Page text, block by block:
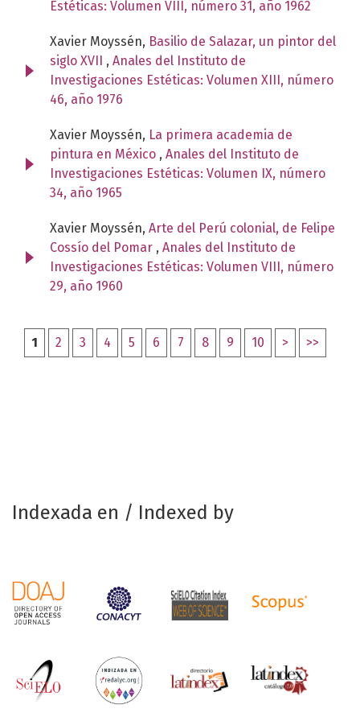
Estéticas: Volumen VIII, número 31, año 1962
Xavier Moyssén, Basilio de Salazar, un pintor del
siglo XVII , Anales del Instituto de
Investigaciones Estéticas: Volumen XIII, número
46, año 1976
Xavier Moyssén, La primera academia de
pintura en México , Anales del Instituto de
Investigaciones Estéticas: Volumen IX, número
34, año 1965
Xavier Moyssén, Arte del Perú colonial, de Felipe
Cossío del Pomar , Anales del Instituto de
Investigaciones Estéticas: Volumen VIII, número
29, año 1960
1 2 3 4 5 6 7 8 9 10 > >>
Indexada en / Indexed by